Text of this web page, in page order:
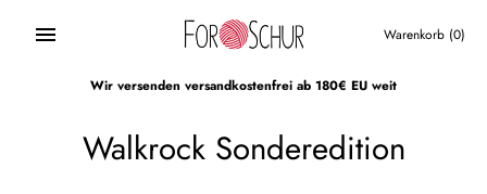
Warenkorb (0)
Wir versenden versandkostenfrei ab 180€ EU weit
Walkrock Sonderedition